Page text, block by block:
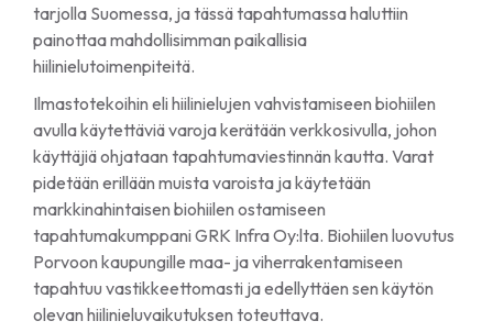
tarjolla Suomessa, ja tässä tapahtumassa haluttiin
painottaa mahdollisimman paikallisia
hiilinielutoimenpiteitä.
Ilmastotekoihin eli hiilinielujen vahvistamiseen biohiilen
avulla käytettäviä varoja kerätään verkkosivulla, johon
käyttäjiä ohjataan tapahtumaviestinnän kautta. Varat
pidetään erillään muista varoista ja käytetään
markkinahintaisen biohiilen ostamiseen
tapahtumakumppani GRK Infra Oy:lta. Biohiilen luovutus
Porvoon kaupungille maa- ja viherrakentamiseen
tapahtuu vastikkeettomasti ja edellyttäen sen käytön
olevan hiilinieluvaikutuksen toteuttava.